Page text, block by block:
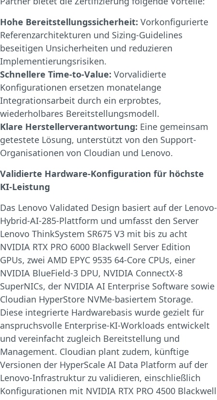
Hohe Bereitstellungssicherheit: Vorkonfigurierte
Referenzarchitekturen und Sizing-Guidelines
beseitigen Unsicherheiten und reduzieren
Implementierungsrisiken.
Schnellere Time-to-Value: Vorvalidierte
Konfigurationen ersetzen monatelange
Integrationsarbeit durch ein erprobtes,
wiederholbares Bereitstellungsmodell.
Klare Herstellerverantwortung: Eine gemeinsam
getestete Lösung, unterstützt von den Support-
Organisationen von Cloudian und Lenovo.
Validierte Hardware-Konfiguration für höchste
KI-Leistung
Das Lenovo Validated Design basiert auf der Lenovo-
Hybrid-AI-285-Plattform und umfasst den Server
Lenovo ThinkSystem SR675 V3 mit bis zu acht
NVIDIA RTX PRO 6000 Blackwell Server Edition
GPUs, zwei AMD EPYC 9535 64-Core CPUs, einer
NVIDIA BlueField-3 DPU, NVIDIA ConnectX-8
SuperNICs, der NVIDIA AI Enterprise Software sowie
Cloudian HyperStore NVMe-basiertem Storage.
Diese integrierte Hardwarebasis wurde gezielt für
anspruchsvolle Enterprise-KI-Workloads entwickelt
und vereinfacht zugleich Bereitstellung und
Management. Cloudian plant zudem, künftige
Versionen der HyperScale AI Data Platform auf der
Lenovo-Infrastruktur zu validieren, einschließlich
Konfigurationen mit NVIDIA RTX PRO 4500 Blackwell